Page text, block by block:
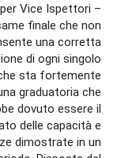
Vice Ispettori –
finale che non
una corretta
di ogni singolo
sta fortemente
graduatoria che
dovuto essere il
delle capacità e
dimostrate in un